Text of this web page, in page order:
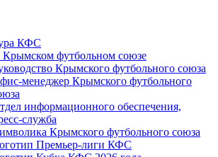
КФС
футбольном союзе
Крымского футбольного союза
менеджер Крымского футбольного
информационного обеспечения,
служба
Крымского футбольного союза
Премьер-лиги КФС